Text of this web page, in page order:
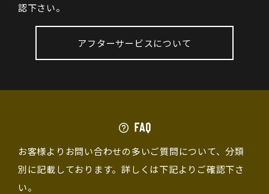
認下さい。
アフターサービスについて
お客様よりお問い合わせの多いご質問について、分類
別に記載しております。詳しくは下記よりご確認下さ
い。